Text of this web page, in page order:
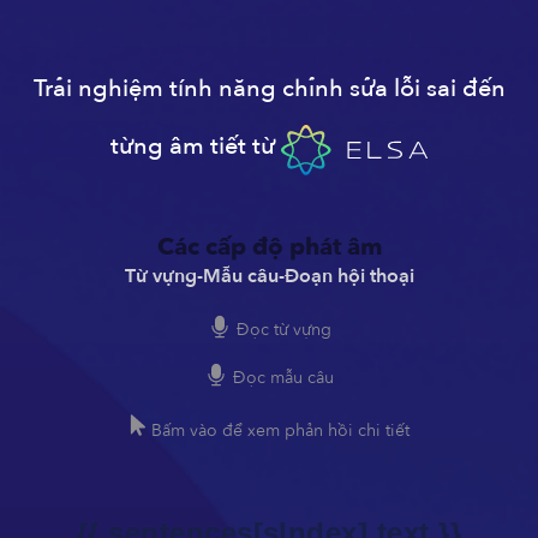
Trải nghiệm tính năng chỉnh sửa lỗi sai đến
từng âm tiết từ
Các cấp độ phát âm
Từ vựng-Mẫu câu-Đoạn hội thoại
Đọc từ vựng
Đọc mẫu câu
Bấm vào để xem phản hồi chi tiết